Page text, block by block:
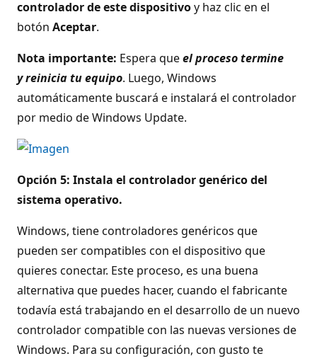
controlador de este dispositivoy haz clic en el
botón Aceptar.
Nota importante: Espera queel proceso termine
yreinicia tu equipo. Luego, Windows
automáticamente buscará e instalará el controlador
por medio de Windows Update.
Opción 5: Instala el controlador genérico del
sistema operativo.
Windows, tiene controladores genéricos que
pueden ser compatibles con el dispositivo que
quieres conectar. Este proceso, es una buena
alternativa que puedes hacer, cuando el fabricante
todavía está trabajando en el desarrollo de un nuevo
controlador compatible con las nuevas versiones de
Windows. Para su configuración, con gusto te